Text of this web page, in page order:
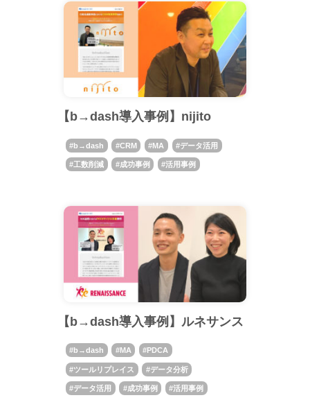
【b→dash導入事例】nijito
b→dash CRM MA データ活用
工数削減 成功事例 活用事例
【b→dash導入事例】ルネサンス
b→dash MA PDCA
ツールリプレイス データ分析
データ活用 成功事例 活用事例